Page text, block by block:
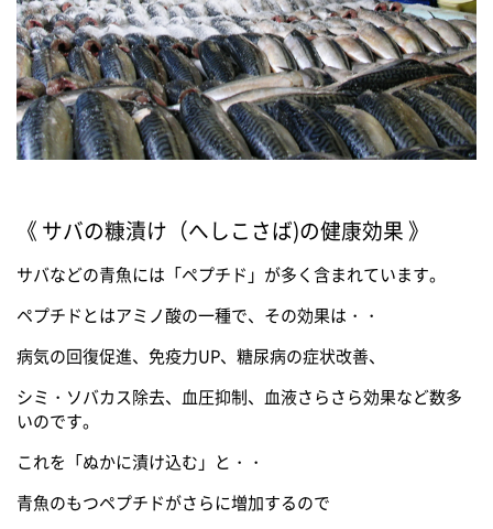
《 サバの糠漬け（へしこさば)の健康効果 》
サバなどの青魚には「ペプチド」が多く含まれています。
ペプチドとはアミノ酸の一種で、その効果は・・
病気の回復促進、免疫力UP、糖尿病の症状改善、
シミ・ソバカス除去、血圧抑制、血液さらさら効果など数多
いのです。
これを「ぬかに漬け込む」と・・
青魚のもつペプチドがさらに増加するので